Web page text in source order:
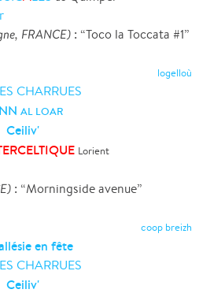
FRANCE) : “Toco la Toccata #1”
logelloù
CHARRUES
AL LOAR
Ceiliv'
Lorient
: “Morningside avenue”
coop breizh
en fête
CHARRUES
Ceiliv'